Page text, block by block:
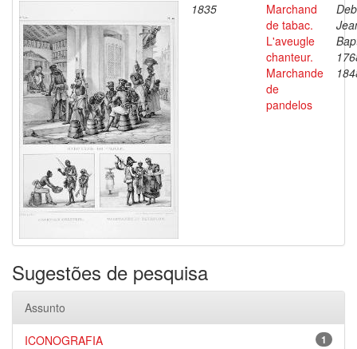
1835
Marchand
de tabac.
L'aveugle
chanteur.
Marchande
de
pandelos
Sugestões de pesquisa
Assunto
1
ICONOGRAFIA